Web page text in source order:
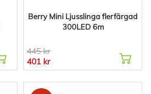
Berry Mini Ljusslinga flerfärgad
300LED 6m
445 kr
401 kr